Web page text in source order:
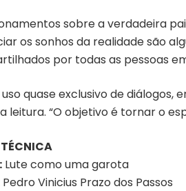
sobre a verdadeira
os sonhos da realidade são
por todas as pessoas
quase exclusivo de
leitura. “O objetivo é tornar o
Lute como uma garota
Pedro Vinicius Prazo dos Passos